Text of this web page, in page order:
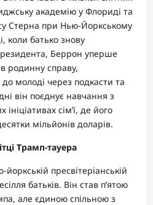
академію у Флориді та
Стерна при Нью-Йоркському
коли батько знову
Беррон уперше
родинну справу,
молоді через подкасти та
він поєднує навчання з
сім’ї, де його
мільйонів доларів.
Трамп-тауера
пресвітеріанській
батьків. Він став п’ятою
але єдиною спільною з